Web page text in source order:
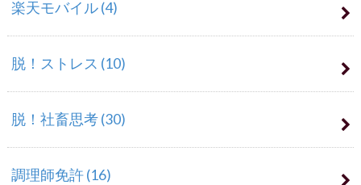
楽天モバイル(4)
脱！ストレス (10)
脱！社畜思考(30)
調理師免許(16)